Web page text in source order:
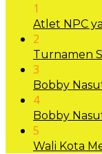
1
Atlet NPC
2
Turnamen
3
Bobby
4
Bobby
5
Wali Kota